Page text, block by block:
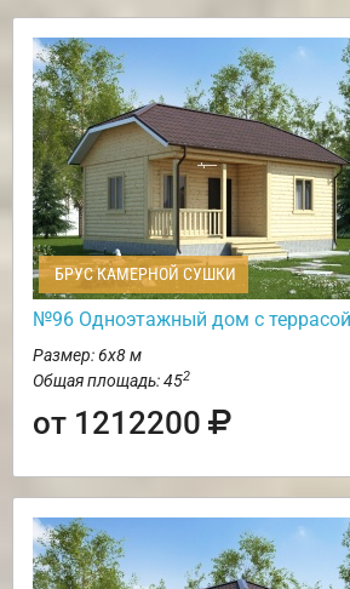
БРУС КАМЕРНОЙ СУШКИ
№96 Одноэтажный дом с
Размер: 6х8 м
Общая площадь: 452
от 1212200